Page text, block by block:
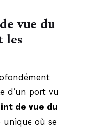
vue du
les
d’un port vu
de vue du
unique où se